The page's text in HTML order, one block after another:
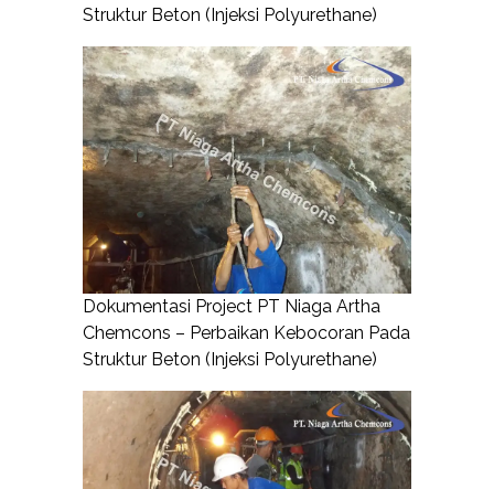
Struktur Beton (Injeksi Polyurethane)
Dokumentasi Project PT Niaga Artha
Chemcons – Perbaikan Kebocoran Pada
Struktur Beton (Injeksi Polyurethane)